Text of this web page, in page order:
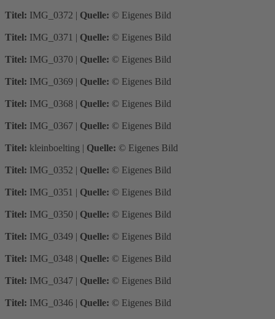
Titel: IMG_0372 | Quelle: © Eigenes Bild
Titel: IMG_0371 | Quelle: © Eigenes Bild
Titel: IMG_0370 | Quelle: © Eigenes Bild
Titel: IMG_0369 | Quelle: © Eigenes Bild
Titel: IMG_0368 | Quelle: © Eigenes Bild
Titel: IMG_0367 | Quelle: © Eigenes Bild
Titel: kleinboelting | Quelle: © Eigenes Bild
Titel: IMG_0352 | Quelle: © Eigenes Bild
Titel: IMG_0351 | Quelle: © Eigenes Bild
Titel: IMG_0350 | Quelle: © Eigenes Bild
Titel: IMG_0349 | Quelle: © Eigenes Bild
Titel: IMG_0348 | Quelle: © Eigenes Bild
Titel: IMG_0347 | Quelle: © Eigenes Bild
Titel: IMG_0346 | Quelle: © Eigenes Bild